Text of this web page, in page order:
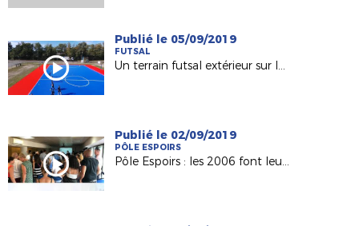
Publié le 05/09/2019
FUTSAL
Un terrain futsal extérieur sur le territoire de la Ligue !
Publié le 02/09/2019
PÔLE ESPOIRS
Pôle Espoirs : les 2006 font leur rentrée !